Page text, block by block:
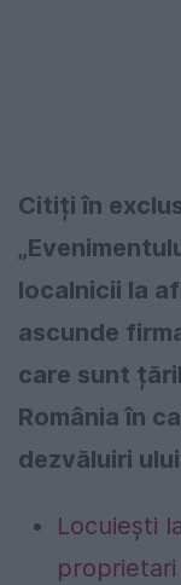
Citiți în
localnicii la
ascunde
care sunt
România în
dezvăluiri
Locuiești